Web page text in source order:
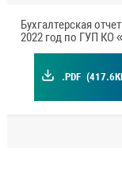
Бухгалтерская
2022 год по ГУП КО
.PDF